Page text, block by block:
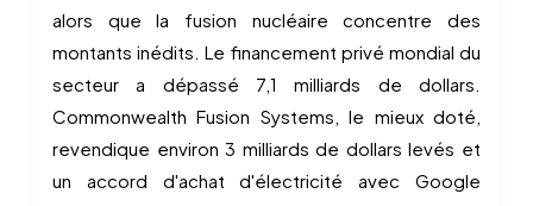
alors que la fusion nucléaire concentre des
montants inédits. Le financement privé mondial du
secteur a dépassé 7,1 milliards de dollars.
Commonwealth Fusion Systems, le mieux doté,
revendique environ 3 milliards de dollars levés et
un accord d'achat d'électricité avec Google